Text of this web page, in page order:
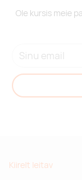
Ole kursis meie
Kiirelt leitav